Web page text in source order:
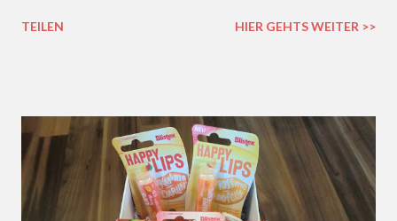
damit zurecht - vielleicht nehme ich mein neues Handy ja nun
TEILEN HIER GEHTS WEITER >>